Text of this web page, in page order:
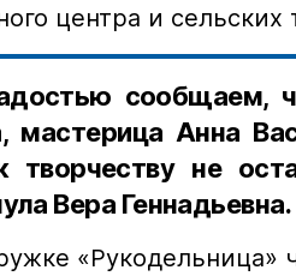
центра и
сообщаем,
мастерица Анна
творчеству не
Вера Геннадьевна.
«Рукодельница»